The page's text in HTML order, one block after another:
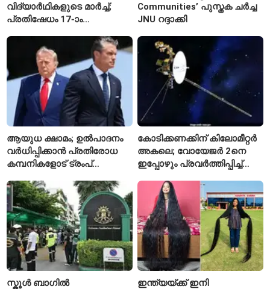
വിദ്യാർഥികളുടെ മാർച്ച്;
പ്രതിഷേധം 17-ാം
Communities’ പുസ്തക ചർച്ച
JNU റദ്ദാക്കി
ആയുധ ക്ഷാമം; ഉൽപാദനം
വർധിപ്പിക്കാൻ പ്രതിരോധ
കമ്പനികളോട് ട്രംപ്
കോടിക്കണക്കിന് കിലോമീറ്റർ
അകലെ; വോയേജർ 2നെ
ഇപ്പോഴും പ്രവർത്തിപ്പിച്ച്
സ്കൂൾ ബാഗിൽ
ഇന്ത്യയ്ക്ക് ഇനി